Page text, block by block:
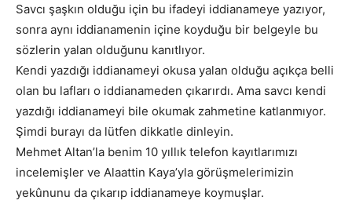
Savcı şaşkın olduğu için bu ifadeyi iddianameye yazıyor,
sonra aynı iddianamenin içine koyduğu bir belgeyle bu
sözlerin yalan olduğunu kanıtlıyor.
Kendi yazdığı iddianameyi okusa yalan olduğu açıkça belli
olan bu lafları o iddianameden çıkarırdı. Ama savcı kendi
yazdığı iddianameyi bile okumak zahmetine katlanmıyor.
Şimdi burayı da lütfen dikkatle dinleyin.
Mehmet Altan’la benim 10 yıllık telefon kayıtlarımızı
incelemişler ve Alaattin Kaya’yla görüşmelerimizin
yekûnunu da çıkarıp iddianameye koymuşlar.